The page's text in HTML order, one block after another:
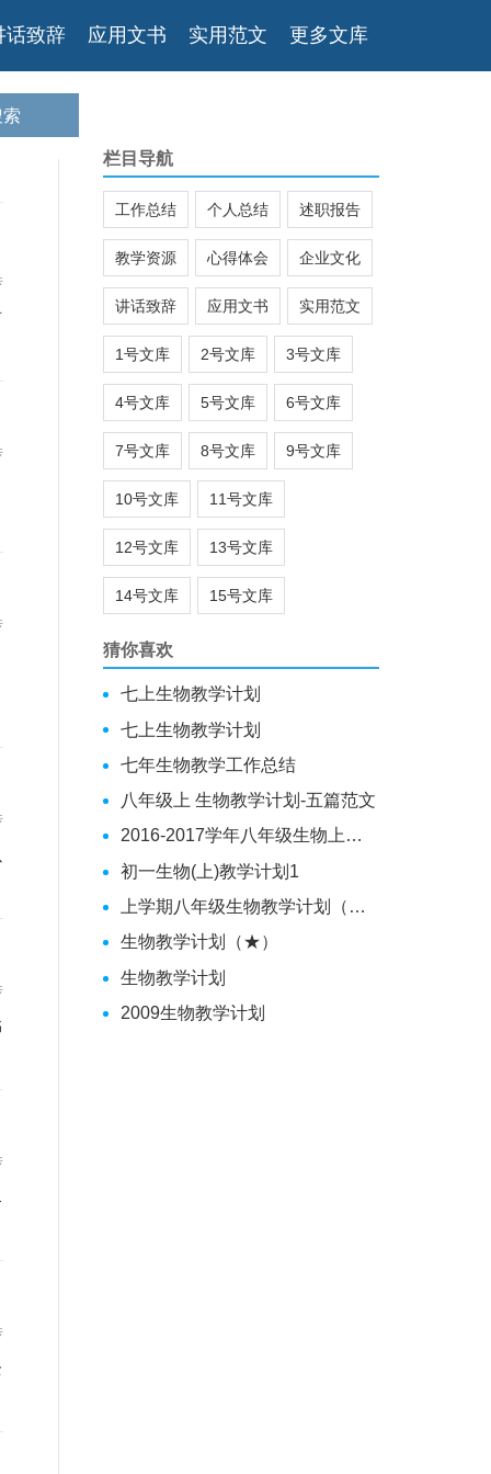
话致辞 应用文书 实用范文 更多文库
栏目导航
工作总结 个人总结 述职报告
教学资源 心得体会 企业文化
讲话致辞 应用文书 实用范文
1号文库 2号文库 3号文库
4号文库 5号文库 6号文库
7号文库 8号文库 9号文库
10号文库 11号文库
12号文库 13号文库
14号文库 15号文库
猜你喜欢
七上生物教学计划
七上生物教学计划
七年生物教学工作总结
八年级上 生物教学计划-五篇范文
2016-2017学年八年级生物上教学计划
初一生物(上)教学计划1
上学期八年级生物教学计划（模版）
生物教学计划（★）
生物教学计划
2009生物教学计划